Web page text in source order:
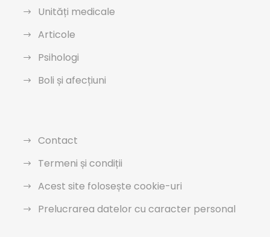
Unități medicale
Articole
Psihologi
Boli și afecțiuni
Contact
Termeni și condiții
Acest site folosește cookie-uri
Prelucrarea datelor cu caracter personal